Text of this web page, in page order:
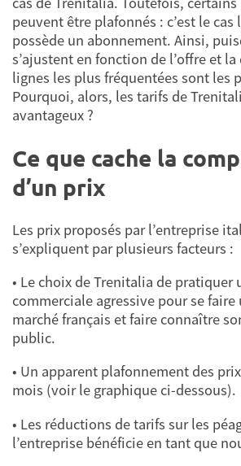
peuvent être plafonnés : c’est le cas
possède un abonnement. Ainsi,
s’ajustent en fonction de l’offre et
lignes les plus fréquentées sont les
Pourquoi, alors, les tarifs de
avantageux ?
Ce que cache la
d’un prix
Les prix proposés par l’entreprise
s’expliquent par plusieurs facteurs :
• Le choix de Trenitalia de
commerciale agressive pour se faire
marché français et faire connaître
public.
• Un apparent plafonnement des
mois (voir le graphique ci-dessous).
• Les réductions de tarifs sur les
l’entreprise bénéficie en tant que